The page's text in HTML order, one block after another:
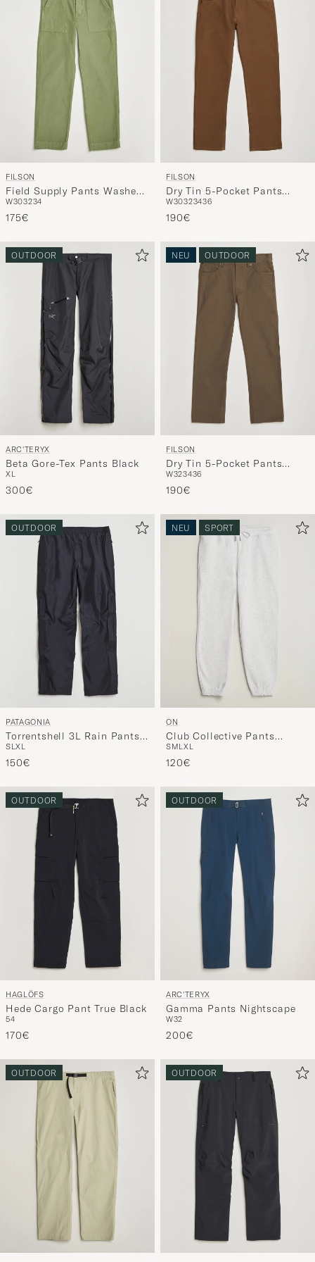
Stil"
aktivieren
und
erleben
Auswahl,
nun
FILSON
Field Supply Pants Washed
Green
W303234
175€
FILSON
Dry Tin 5-Pocket Pants
Whiskey
W30323436
190€
OUTDOOR
ARC'TERYX
Beta Gore-Tex Pants Black
XL
300€
NEU OUTDOOR
FILSON
Dry Tin 5-Pocket Pants
Marsh Olive
W323436
190€
OUTDOOR
PATAGONIA
Torrentshell 3L Rain Pants
Black
SLXL
150€
NEU SPORT
ON
Club Collective Pants
Crater
SMLXL
120€
OUTDOOR
HAGLÖFS
Hede Cargo Pant True Black
54
170€
OUTDOOR
ARC'TERYX
Gamma Pants Nightscape
W32
200€
OUTDOOR OUTDOOR